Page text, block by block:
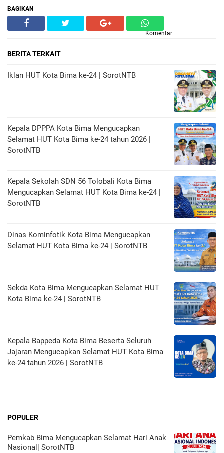
BAGIKAN
Komentar
BERITA TERKAIT
Iklan HUT Kota Bima ke-24 | SorotNTB
Kepala DPPPA Kota Bima Mengucapkan
Selamat HUT Kota Bima ke-24 tahun 2026 |
SorotNTB
Kepala Sekolah SDN 56 Tolobali Kota Bima
Mengucapkan Selamat HUT Kota Bima ke-24 |
SorotNTB
Dinas Kominfotik Kota Bima Mengucapkan
Selamat HUT Kota Bima ke-24 | SorotNTB
Sekda Kota Bima Mengucapkan Selamat HUT
Kota Bima ke-24 | SorotNTB
Kepala Bappeda Kota Bima Beserta Seluruh
Jajaran Mengucapkan Selamat HUT Kota Bima
ke-24 tahun 2026 | SorotNTB
POPULER
Pemkab Bima Mengucapkan Selamat Hari Anak
Nasional| SorotNTB